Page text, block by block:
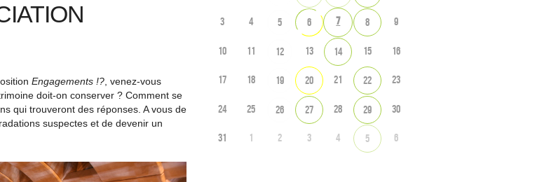
Engagements !? , venez-vous
doit-on conserver ? Comment se
qui trouveront des réponses. A vous de
suspectes et de devenir un
3 4 5 6 7 8 9
10 11 12 13 14 15 16
17 18 19 20 21 22 23
24 25 26 27 28 29 30
31 1 2 3 4 5 6